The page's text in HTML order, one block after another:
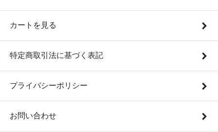
カートを見る
特定商取引法に基づく表記
プライバシーポリシー
お問い合わせ